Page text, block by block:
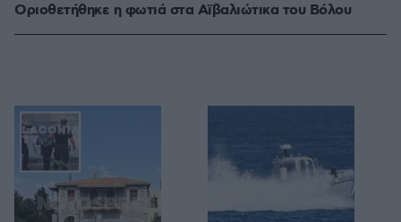
Οριοθετήθηκε η φωτιά στα Αϊβαλιώτικα του Βόλου